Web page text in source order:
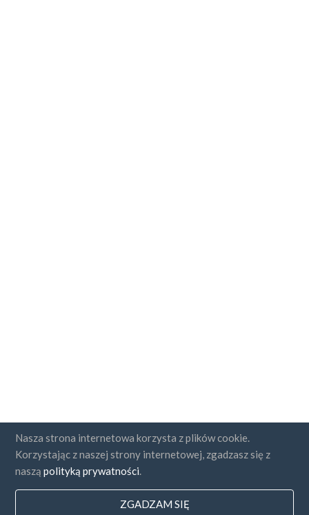
Nasza strona internetowa korzysta z plików cookie.
Korzystając z naszej strony internetowej, zgadzasz się z
nasząpolityką prywatności
ZGADZAM SIĘ